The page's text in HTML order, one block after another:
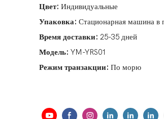
Цвет: Индивидуальные
Упаковка: Стационарная машина в
Время доставки: 25-35 дней
Модель: YM-YRS01
Режим транзакции: По морю